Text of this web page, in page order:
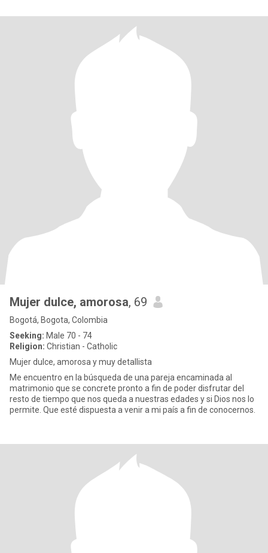
Mujer dulce, amorosa, 69
Bogotá, Bogota, Colombia
Seeking: Male 70 - 74
Religion: Christian - Catholic
Mujer dulce, amorosa y muy detallista
Me encuentro en la búsqueda de una pareja encaminada al
matrimonio que se concrete pronto a fin de poder disfrutar del
resto de tiempo que nos queda a nuestras edades y si Dios nos lo
permite. Que esté dispuesta a venir a mi país a fin de conocernos.